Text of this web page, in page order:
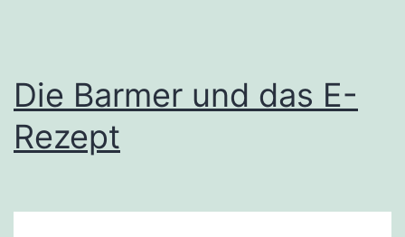
Die Barmer und das E-
Rezept